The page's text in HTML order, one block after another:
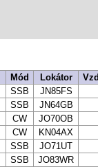
Mód Lokátor
SSB
JN85FS
SSB
JN64GB
CW
JO70OB
CW
KN04AX
SSB
JO71UT
SSB
JO83WR